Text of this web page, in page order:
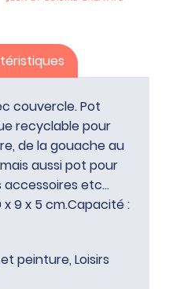
couvercle. Pot
recyclable pour
de la gouache au
aussi pot pour
accessoires etc…
x 9 x 5 cm.Capacité :
peinture, Loisirs